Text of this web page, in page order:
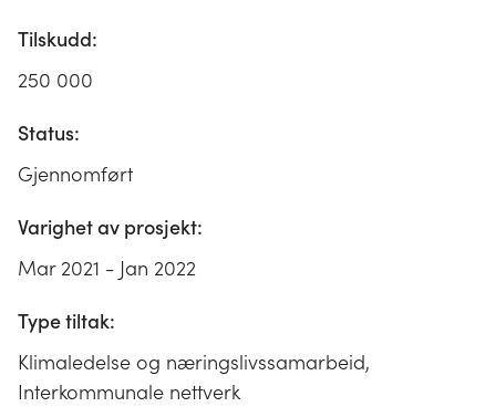
Tilskudd:
250 000
Status:
Gjennomført
Varighet av prosjekt:
Mar 2021 - Jan 2022
Type tiltak:
Klimaledelse og næringslivssamarbeid,
Interkommunale nettverk